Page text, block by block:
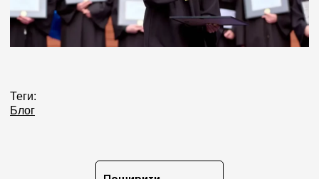
Теги:
Блог